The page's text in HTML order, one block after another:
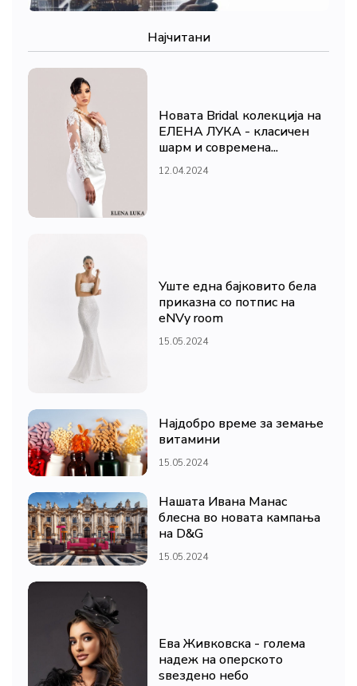
Најчитани
Новата Bridal колекција на
ЕЛЕНА ЛУКА - класичен
шарм и современа...
12.04.2024
Уште една бајковито бела
приказна со потпис на
eNVy room
15.05.2024
Најдобро време за земање
витамини
15.05.2024
Нашата Ивана Манас
блесна во новата кампања
на D&G
15.05.2024
Ева Живковска - голема
надеж на оперското
ѕвездено небо